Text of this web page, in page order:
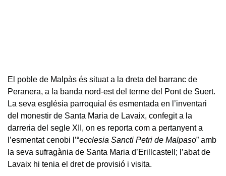
El poble de Malpàs és situat a la dreta del barranc de
Peranera, a la banda nord-est del terme del Pont de Suert.
La seva església parroquial és esmentada en l’inventari
del monestir de Santa Maria de Lavaix, confegit a la
darreria del segle XII, on es reporta com a pertanyent a
l’esmentat cenobi l’“ecclesia Sancti Petri de Malpaso” amb
la seva sufragània de Santa Maria d’Erillcastell; l’abat de
Lavaix hi tenia el dret de provisió i visita.